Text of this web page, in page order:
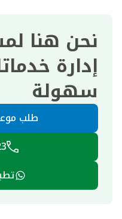
نحن هنا
إدارة
سهولة
طلب